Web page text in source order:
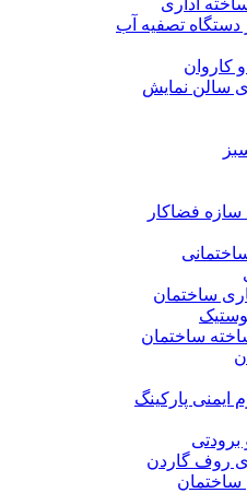
اداری
تصفیه آب
کاروان
سالن نمایش
فضاکار
ساختمان
ساختمان
ایمنی پارکینگ
برودتی
روف گاردن
ساختمان